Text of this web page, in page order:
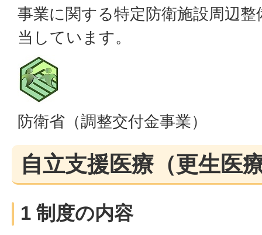
事業に関する特定防衛施設周辺
当しています。
防衛省（調整交付金事業）
自立支援医療（更生医
1 制度の内容